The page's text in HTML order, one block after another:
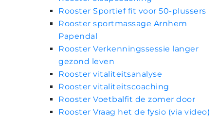
Rooster Sportief fit voor 50-plussers
Rooster sportmassage Arnhem
Papendal
Rooster Verkenningssessie langer
gezond leven
Rooster vitaliteitsanalyse
Rooster vitaliteitscoaching
Rooster Voetbalfit de zomer door
Rooster Vraag het de fysio (via video)